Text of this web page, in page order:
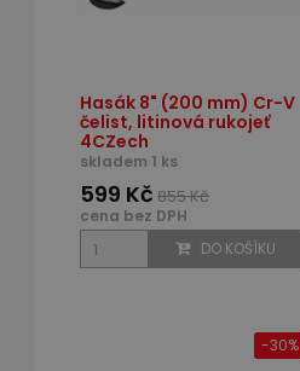
Hasák 8" (200 mm) Cr-V
čelist, litinová rukojeť
4CZech
skladem 1 ks
599 Kč 855 Kč
cena bez DPH
DO KOŠÍKU
-30%